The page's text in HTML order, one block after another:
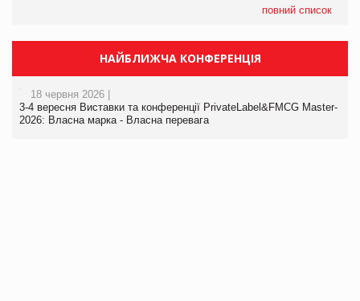
повний список
НАЙБЛИЖЧА КОНФЕРЕНЦІЯ
18 червня 2026 |
3-4 вересня Виставки та конференції PrivateLabel&FMCG Master-
2026: Власна марка - Власна перевага